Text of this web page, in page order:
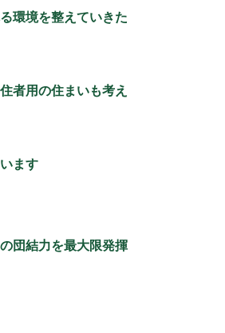
環境を整えていきた
者用の住まいも考え
ます
団結力を最大限発揮